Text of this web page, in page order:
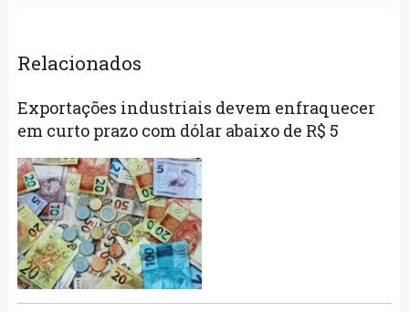
Relacionados
Exportações industriais devem enfraquecer
em curto prazo com dólar abaixo de R$ 5